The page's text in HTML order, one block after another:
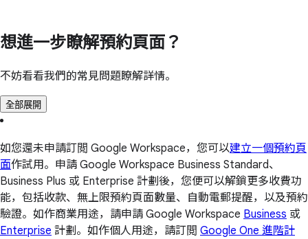
想進一步瞭解預約頁面？
不妨看看我們的常見問題瞭解詳情。
全部展開
如您還未申請訂閲 Google Workspace，您可以建立一個預約頁
面作試用。申請 Google Workspace Business Standard、
Business Plus 或 Enterprise 計劃後，您便可以解鎖更多收費功
能，包括收款、無上限預約頁面數量、自動電郵提醒，以及預約
驗證。如作商業用途，請申請 Google Workspace Business 或
Enterprise 計劃。如作個人用途，請訂閲 Google One 進階計